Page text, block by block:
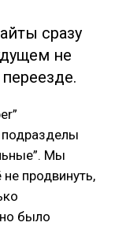
сразу
не
подразделы
Мы
продвинуть,
было